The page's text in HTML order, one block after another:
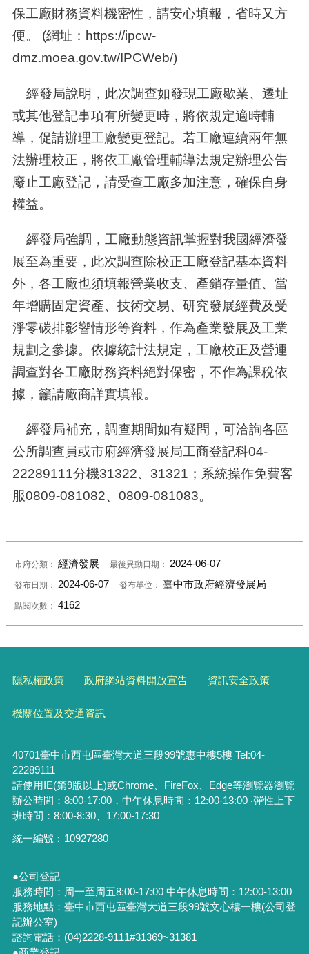
保工廠財務資料機密性，請安心填報，省時又方
便。 (網址： https://ipcw-
dmz.moea.gov.tw/IPCWeb/)
經發局說明，此次調查如發現工廠歇業、遷址
或其他登記事項有所變更時，將依規定適時輔
導，促請辦理工廠變更登記。若工廠連續兩年無
法辦理校正，將依工廠管理輔導法規定辦理公告
廢止工廠登記，請受查工廠多加注意，確保自身
權益。
經發局強調，工廠動態資訊掌握對我國經濟發
展至為重要，此次調查除校正工廠登記基本資料
外，各工廠也須填報營業收支、產銷存量值、當
年增購固定資產、技術交易、研究發展經費及受
淨零碳排影響情形等資料，作為產業發展及工業
規劃之參據。依據統計法規定，工廠校正及營運
調查對各工廠財務資料絕對保密，不作為課稅依
據，籲請廠商詳實填報。
經發局補充，調查期間如有疑問，可洽詢各區
公所調查員或市府經濟發展局工商登記科04-
22289111分機31322、 31321 ；系統操作免費客
服0809-081082、 0809-081083。
市府分類： 經濟發展 最後異動日期： 2024-06-07
發布日期： 2024-06-07 發布單位： 臺中市政府經濟發展局
點閱次數： 4162
隱私權政策 政府網站資料開放宣告 資訊安全政策
機關位置及交通資訊
40701臺中市西屯區臺灣大道三段99號惠中樓5樓 Tel:04-
22289111
請使用IE(第9版以上)或Chrome、FireFox、Edge等瀏覽器瀏覽
辦公時間：8:00-17:00，中午休息時間：12:00-13:00 ‧彈性上下
班時間：8:00-8:30、17:00-17:30
統一編號︰ 10927280
●公司登記
服務時間：周一至周五8:00-17:00 中午休息時間：12:00-13:00
服務地點：臺中市西屯區臺灣大道三段99號文心樓一樓(公司登
記辦公室)
諮詢電話：(04)2228-9111#31369~31381